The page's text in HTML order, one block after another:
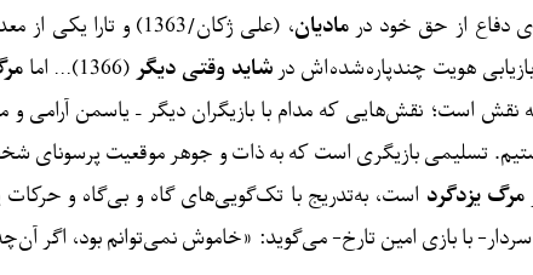
دفاع از حق خود درمادیان، (علی ژکان/1363) و تارا یکی از معدود تصویرهای ناب زن ایرانی در بستر تاریخ
هویت چندپاره‌شده‌اش درشاید وقتی دیگر (1366)… اما
نقش است؛ نقش‌هایی که مدام با بازیگران دیگر – یاسمن
تسلیمی بازیگری است که به ذات و جوهر موقعیت
مرگ یزدگرد است، به‌تدریج با تک‌گویی‌های گاه و بی‌گاه و
با بازی امین تارخ- می‌گوید: «خاموش نمی‌توانم بود، اگر